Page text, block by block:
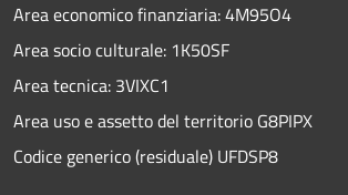
Area economico finanziaria: 4M95O4
Area socio culturale: 1K50SF
Area tecnica: 3VIXC1
Area uso e assetto del territorio G8PIPX
Codice generico (residuale) UFDSP8